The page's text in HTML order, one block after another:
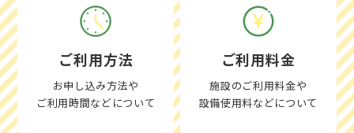
ご利用方法
お申し込み方法や
ご利用時間などについて
ご利用料金
施設のご利用料金や
設備使用料などについて